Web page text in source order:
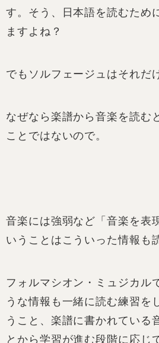
す。そう、日本語を読むため
ますよね？
でもソルフェージュはそれだ
なぜなら楽譜から音楽を読む
ことではないので。
音楽には強弱など「音楽を表
いうことはこういった情報も
フォルマシオン・ミュジカル
うな情報も一緒に読む練習を
うこと、楽譜に書かれている
とから学習が進む段階に応じ